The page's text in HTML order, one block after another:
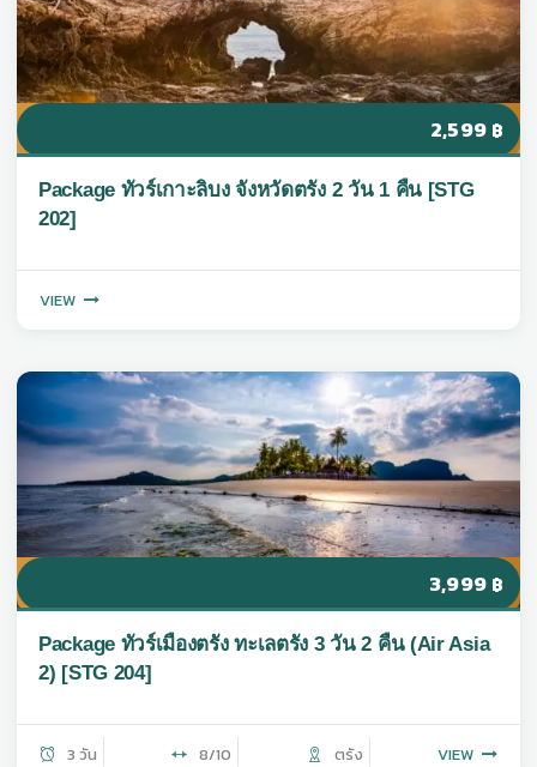
2,599 ฿
Package ทัวร์เกาะลิบง จังหวัดตรัง 2 วัน 1 คืน [STG
202]
VIEW
3,999 ฿
Package ทัวร์เมืองตรัง ทะเลตรัง 3 วัน 2 คืน (Air Asia
2) [STG 204]
3 วัน 8/10 ตรัง VIEW